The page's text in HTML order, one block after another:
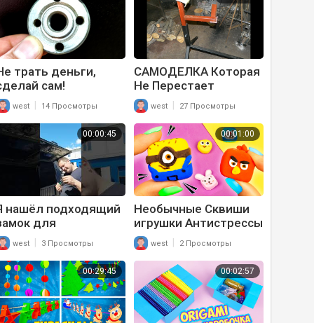
работы!
трать деньги,
сам!
которые
выручают!!!
west 14 Просмотры
САМОДЕЛКА Которая
Не Перестает
Удивлять! Крутая
Идея Для Самоделки
west 27 Просмотры
00:00:45
нашёл подходящий
для
#авто
#своимируками
west 3 Просмотры
00:01:00
Необычные Сквиши
игрушки Антистрессы
своими руками Diy
Squishies toys Тик ток
#Shorts
west 2 Просмотры
00:29:45 00:02:57